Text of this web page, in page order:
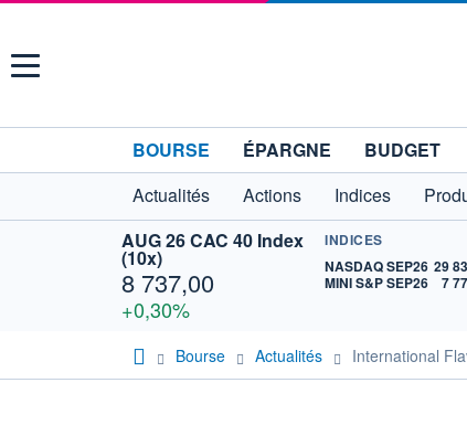
Menu
BOURSE ÉPARGNE BUDGET
Actualités
Actions Indices
AUG 26 CAC 40 Index
(10x)
8 737,00
+0,30%
INDICES
NASDAQ SEP26 29
MINI S&P SEP26
7
Bourse Actualités International